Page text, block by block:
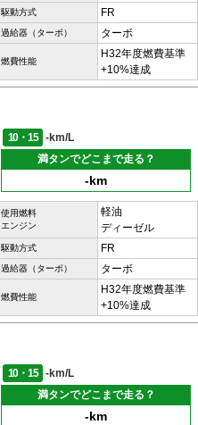
駆動方式 FR
過給器（ターボ） ターボ
燃費性能
H32年度燃費基準
+10%達成
10・15
-km/L
満タンでどこまで走る？
-km
使用燃料
エンジン
軽油
ディーゼル
駆動方式 FR
過給器（ターボ） ターボ
燃費性能
H32年度燃費基準
+10%達成
10・15
-km/L
満タンでどこまで走る？
-km